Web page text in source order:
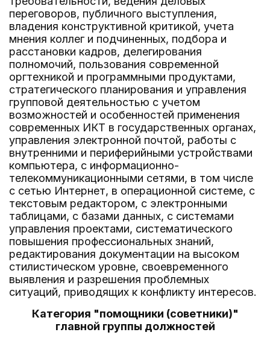
переговоров, публичного выступления,
владения конструктивной критикой, учета
мнения коллег и подчиненных, подбора и
расстановки кадров, делегирования
полномочий, пользования современной
оргтехникой и программными продуктами,
стратегического планирования и управления
групповой деятельностью с учетом
возможностей и особенностей применения
современных ИКТ в государственных органах,
управления электронной почтой, работы с
внутренними и периферийными устройствами
компьютера, с информационно-
телекоммуникационными сетями, в том числе
с сетью Интернет, в операционной системе, с
текстовым редактором, с электронными
таблицами, с базами данных, с системами
управления проектами, систематического
повышения профессиональных знаний,
редактирования документации на высоком
стилистическом уровне, своевременного
выявления и разрешения проблемных
ситуаций, приводящих к конфликту интересов.
Категория "помощники (советники)"
главной группы должностей